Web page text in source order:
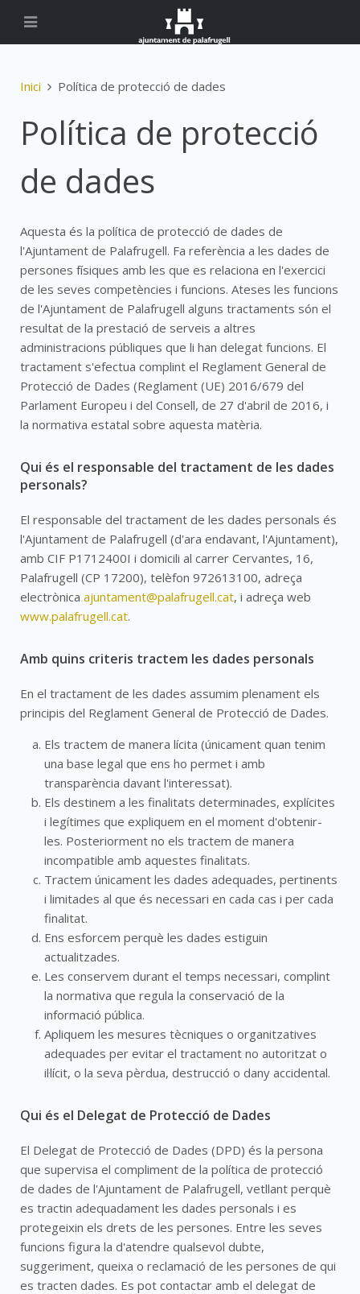
Inici Política de protecció de dades
Política de protecció
de dades
Aquesta és la política de protecció de dades de
l'Ajuntament de Palafrugell. Fa referència a les dades de
persones físiques amb les que es relaciona en l'exercici
de les seves competències i funcions. Ateses les funcions
de l'Ajuntament de Palafrugell alguns tractaments són el
resultat de la prestació de serveis a altres
administracions públiques que li han delegat funcions. El
tractament s'efectua complint el Reglament General de
Protecció de Dades (Reglament (UE) 2016/679 del
Parlament Europeu i del Consell, de 27 d'abril de 2016, i
la normativa estatal sobre aquesta matèria.
Qui és el responsable del tractament de les dades
personals?
El responsable del tractament de les dades personals és
l'Ajuntament de Palafrugell (d'ara endavant, l'Ajuntament),
amb CIF P1712400I i domicili al carrer Cervantes, 16,
Palafrugell (CP 17200), telèfon 972613100, adreça
electrònica ajuntament@palafrugell.cat, i adreça web
www.palafrugell.cat.
Amb quins criteris tractem les dades personals
En el tractament de les dades assumim plenament els
principis del Reglament General de Protecció de Dades.
Els tractem de manera lícita (únicament quan tenim
una base legal que ens ho permet i amb
transparència davant l'interessat).
Els destinem a les finalitats determinades, explícites
i legítimes que expliquem en el moment d'obtenir-
les. Posteriorment no els tractem de manera
incompatible amb aquestes finalitats.
Tractem únicament les dades adequades, pertinents
i limitades al que és necessari en cada cas i per cada
finalitat.
Ens esforcem perquè les dades estiguin
actualitzades.
Les conservem durant el temps necessari, complint
la normativa que regula la conservació de la
informació pública.
Apliquem les mesures tècniques o organitzatives
adequades per evitar el tractament no autoritzat o
il·lícit, o la seva pèrdua, destrucció o dany accidental.
Qui és el Delegat de Protecció de Dades
El Delegat de Protecció de Dades (DPD) és la persona
que supervisa el compliment de la política de protecció
de dades de l'Ajuntament de Palafrugell, vetllant perquè
es tractin adequadament les dades personals i es
protegeixin els drets de les persones. Entre les seves
funcions figura la d'atendre qualsevol dubte,
suggeriment, queixa o reclamació de les persones de qui
es tracten dades. Es pot contactar amb el delegat de